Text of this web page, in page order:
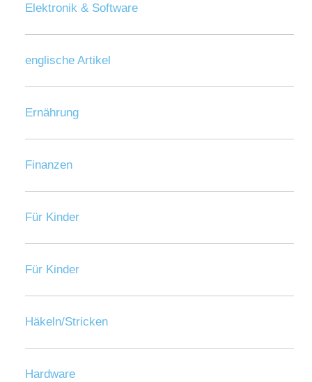
Elektronik & Software
englische Artikel
Ernährung
Finanzen
Für Kinder
Für Kinder
Häkeln/Stricken
Hardware